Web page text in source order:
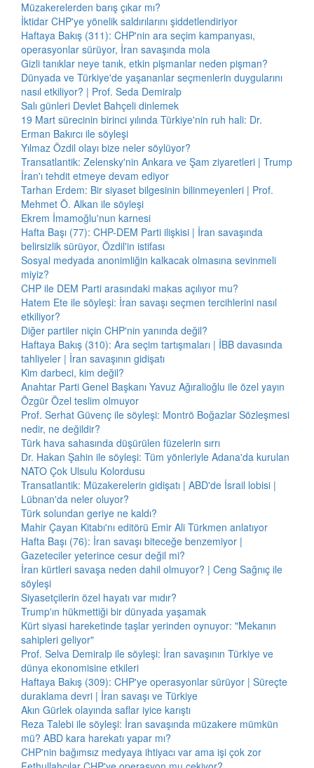
Müzakerelerden barış çıkar mı?
İktidar CHP'ye yönelik saldırılarını şiddetlendiriyor
Haftaya Bakış (311): CHP'nin ara seçim kampanyası,
operasyonlar sürüyor, İran savaşında mola
Gizli tanıklar neye tanık, etkin pişmanlar neden pişman?
Dünyada ve Türkiye'de yaşananlar seçmenlerin duygularını
nasıl etkiliyor? | Prof. Seda Demiralp
Salı günleri Devlet Bahçeli dinlemek
19 Mart sürecinin birinci yılında Türkiye'nin ruh hali: Dr.
Erman Bakırcı ile söyleşi
Yılmaz Özdil olayı bize neler söylüyor?
Transatlantik: Zelensky'nin Ankara ve Şam ziyaretleri | Trump
İran'ı tehdit etmeye devam ediyor
Tarhan Erdem: Bir siyaset bilgesinin bilinmeyenleri | Prof.
Mehmet Ö. Alkan ile söyleşi
Ekrem İmamoğlu'nun karnesi
Hafta Başı (77): CHP-DEM Parti ilişkisi | İran savaşında
belirsizlik sürüyor, Özdil'in istifası
Sosyal medyada anonimliğin kalkacak olmasına sevinmeli
miyiz?
CHP ile DEM Parti arasındaki makas açılıyor mu?
Hatem Ete ile söyleşi: İran savaşı seçmen tercihlerini nasıl
etkiliyor?
Diğer partiler niçin CHP'nin yanında değil?
Haftaya Bakış (310): Ara seçim tartışmaları | İBB davasında
tahliyeler | İran savaşının gidişatı
Kim darbeci, kim değil?
Anahtar Parti Genel Başkanı Yavuz Ağıralioğlu ile özel yayın
Özgür Özel teslim olmuyor
Prof. Serhat Güvenç ile söyleşi: Montrö Boğazlar Sözleşmesi
nedir, ne değildir?
Türk hava sahasında düşürülen füzelerin sırrı
Dr. Hakan Şahin ile söyleşi: Tüm yönleriyle Adana'da kurulan
NATO Çok Ulsulu Kolordusu
Transatlantik: Müzakerelerin gidişatı | ABD'de İsrail lobisi |
Lübnan'da neler oluyor?
Türk solundan geriye ne kaldı?
Mahir Çayan Kitabı'nı editörü Emir Ali Türkmen anlatıyor
Hafta Başı (76): İran savaşı biteceğe benzemiyor |
Gazeteciler yeterince cesur değil mi?
İran kürtleri savaşa neden dahil olmuyor? | Ceng Sağnıç ile
söyleşi
Siyasetçilerin özel hayatı var mıdır?
Trump'ın hükmettiği bir dünyada yaşamak
Kürt siyasi hareketinde taşlar yerinden oynuyor: "Mekanın
sahipleri geliyor"
Prof. Selva Demiralp ile söyleşi: İran savaşının Türkiye ve
dünya ekonomisine etkileri
Haftaya Bakış (309): CHP'ye operasyonlar sürüyor | Süreçte
duraklama devri | İran savaşı ve Türkiye
Akın Gürlek olayında saflar iyice karıştı
Reza Talebi ile söyleşi: İran savaşında müzakere mümkün
mü? ABD kara harekatı yapar mı?
CHP'nin bağımsız medyaya ihtiyacı var ama işi çok zor